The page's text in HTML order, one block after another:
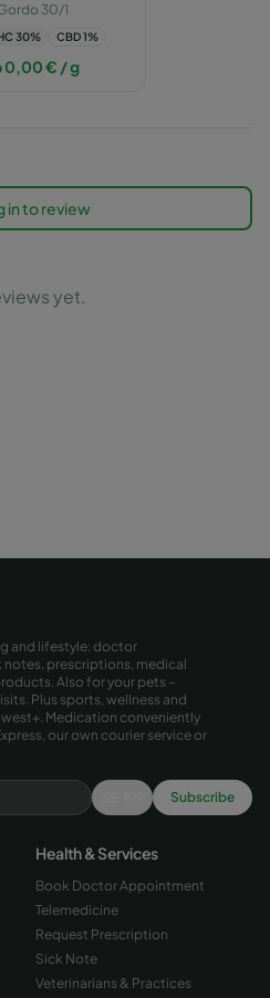
30/1
30% CBD1%
0,00€ / g
in to review
yet.
and lifestyle: doctor
prescriptions, medical
Also for your pets –
Plus sports, wellness and
Medication conveniently
our own courier service or
Subscribe
Health & Services
Book Doctor Appointment
Telemedicine
Request Prescription
Sick Note
Veterinarians & Practices